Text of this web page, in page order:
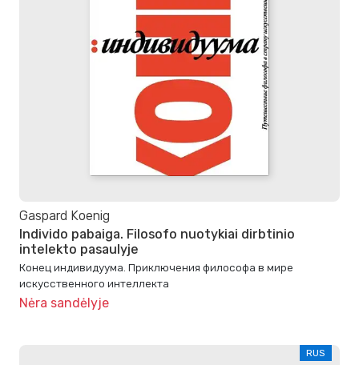
Gaspard Koenig
Individo pabaiga. Filosofo nuotykiai dirbtinio
intelekto pasaulyje
Конец индивидуума. Приключения философа в мире
искусственного интеллекта
Nėra sandėlyje
RUS